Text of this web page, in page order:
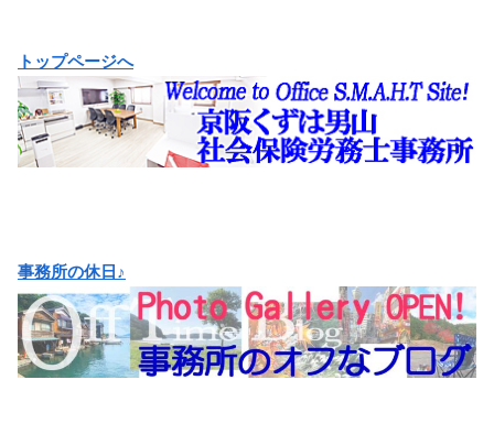
トップページへ
事務所の休日♪